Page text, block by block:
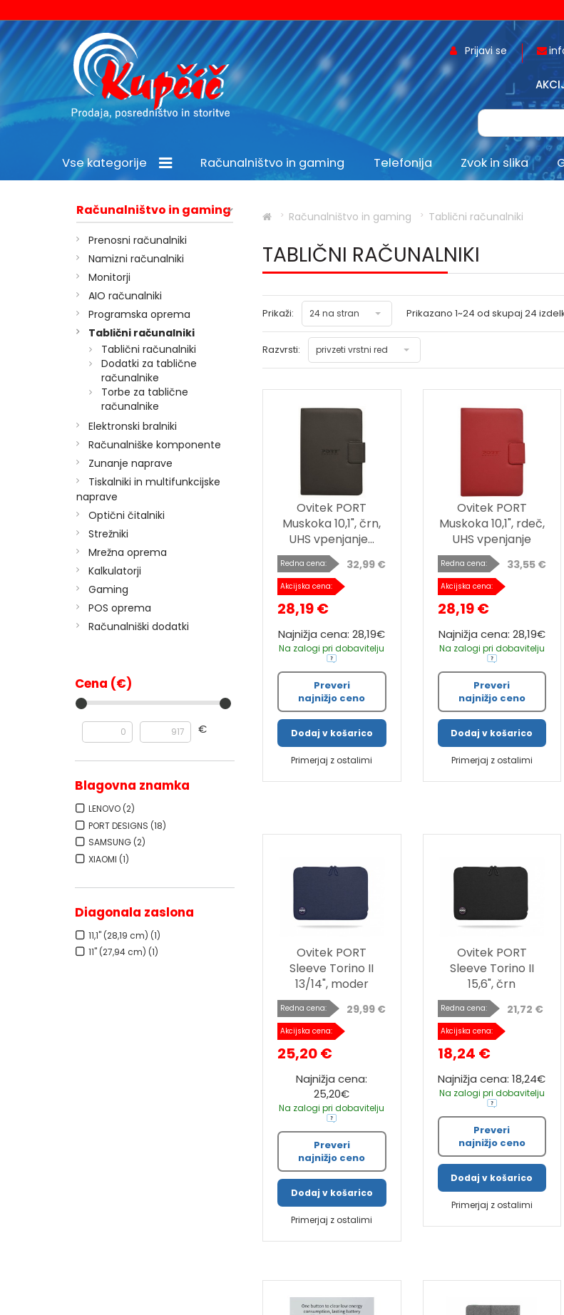
Prijavi se
Vse kategorije Računalništvo in gaming Telefonija Zvok in slika
Računalništvo in gaming
Prenosni računalniki
Namizni računalniki
Monitorji
AIO računalniki
Programska oprema
Tablični računalniki
Tablični računalniki
Dodatki za tablične
računalnike
Torbe za tablične
računalnike
Elektronski bralniki
Računalniške komponente
Zunanje naprave
Tiskalniki in multifunkcijske
naprave
Optični čitalniki
Strežniki
Mrežna oprema
Kalkulatorji
Gaming
POS oprema
Računalniški dodatki
Cena (€)
€
Blagovna znamka
LENOVO (2)
PORT DESIGNS (18)
SAMSUNG (2)
XIAOMI (1)
Diagonala zaslona
11,1" (28,19 cm) (1)
11" (27,94 cm) (1)
Računalništvo in gaming Tablični računalniki
TABLIČNI RAČUNALNIKI
Prikaži: 24 na stran Prikazano1~24 od skupaj24
Razvrsti: privzeti vrstni red
Ovitek PORT
Muskoka 10,1", črn,
UHS vpenjanje...
Redna cena: 32,99 €
Akcijska cena:
28,19 €
Najnižja cena: 28,19€
Na zalogi pri dobavitelju
Preveri
najnižjo ceno
Dodaj v košarico
Primerjaj z ostalimi
Ovitek PORT
Muskoka 10,1", rdeč,
UHS vpenjanje
Redna cena: 33,55 €
Akcijska cena:
28,19 €
Najnižja cena: 28,19€
Na zalogi pri dobavitelju
Preveri
najnižjo ceno
Dodaj v košarico
Primerjaj z ostalimi
Ovitek PORT
Sleeve Torino II
13/14", moder
Redna cena: 29,99 €
Akcijska cena:
25,20 €
Najnižja cena:
25,20€
Na zalogi pri dobavitelju
Preveri
najnižjo ceno
Dodaj v košarico
Primerjaj z ostalimi
Ovitek PORT
Sleeve Torino II
15,6", črn
Redna cena: 21,72 €
Akcijska cena:
18,24 €
Najnižja cena: 18,24€
Na zalogi pri dobavitelju
Preveri
najnižjo ceno
Dodaj v košarico
Primerjaj z ostalimi